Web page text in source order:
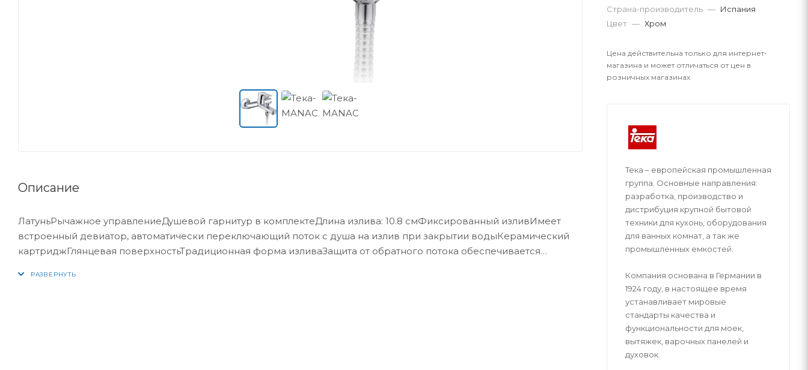
Описание
ЛатуньРычажное управлениеДушевой гарнитур в комплектеДлина излива: 10.8 смФиксированный изливИмеет
встроенный девиатор, автоматически переключающий поток с душа на излив при закрытии водыКерамический
картриджГлянцевая поверхностьТрадиционная форма изливаЗащита от обратного потока обеспечивается
Страна-производитель — Испания
Цвет — Хром
Цена действительна только для интернет-
магазина и может отличаться от цен в
розничных магазинах
Тека – европейская промышленная
группа. Основные направления:
разработка, производство и
дистрибуция крупной бытовой
техники для кухонь, оборудования
для ванных комнат, а так же
промышленных емкостей.
Компания основана в Германии в
1924 году, в настоящее время
устанавливает мировые
стандарты качества и
функциональности для моек,
вытяжек, варочных панелей и
духовок.